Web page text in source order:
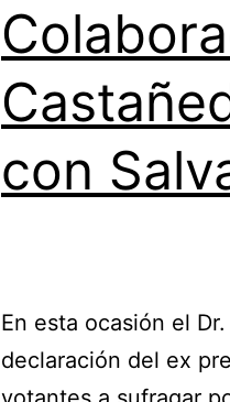
con
En esta ocasión el
declaración del ex